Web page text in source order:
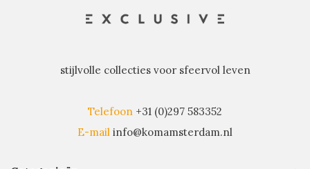
stijlvolle collecties voor sfeervol leven
Telefoon +31 (0)297 583352
E-mail info@komamsterdam.nl